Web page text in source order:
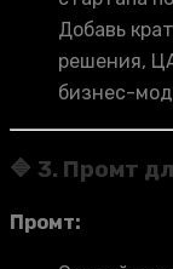
Добавь
решения,
бизнес-
🔷 3. Промт
Промт: